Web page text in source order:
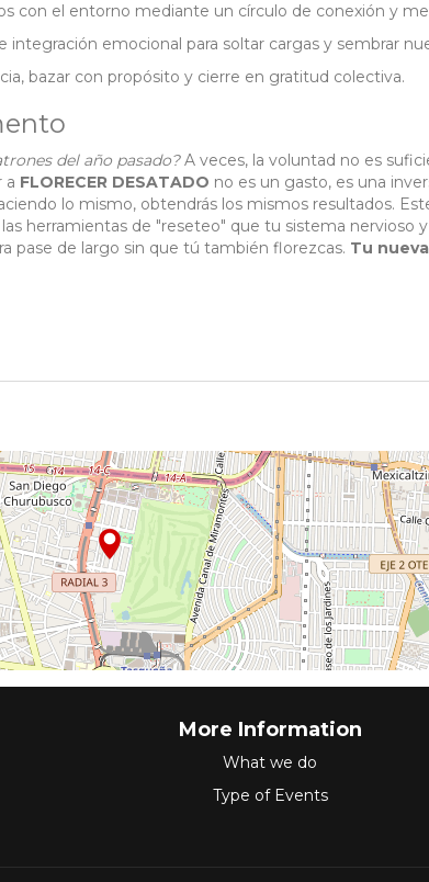
con el entorno mediante un círculo de conexión y
integración emocional para soltar cargas y sembrar
bazar con propósito y cierre en gratitud colectiva.
del año pasado?A veces, la voluntad no es
a FLORECER DESATADO no es un gasto, es una
lo mismo, obtendrás los mismos resultados.
herramientas de "reseteo" que tu sistema nervioso
pase de largo sin que tú también florezcas. Tu
More Information
What we do
Type of Events